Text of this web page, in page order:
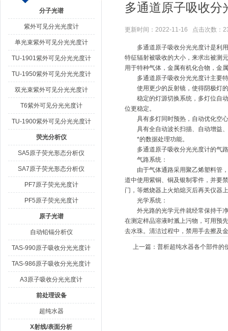
分子光谱
紫外可见分光光度计
单光束紫外可见分光光度计
TU-1901紫外可见分光光度计
TU-1950紫外可见分光光度计
双光束紫外可见分光光度计
T6紫外可见分光光度计
TU-1900紫外可见分光光度计
荧光分析仪
SA5原子荧光形态分析仪
SA7原子荧光形态分析仪
PF7原子荧光光度计
PF5原子荧光光度计
原子光谱
自动铅镉分析仪
TAS-990原子吸收分光光度计
TAS-986原子吸收分光光度计
A3原子吸收分光光度计
前处理设备
超纯水器
X射线/表面分析
多通道原子吸收分
更新时间：2022-11-16 点击次数：
多通道原子吸收分光光度计是利
特征辐射被吸收的大小，来求出被测
用于特种气体，金属有机化合物，金
多通道原子吸收分光光度计主要
使用更少的反射镜，使得阴极灯的
稳定的灯源切换系统，多灯位自动
位更稳定。
具有多灯同时预热，自动优化空心
具有全自动波长扫描、自动增益、
*的数据处理功能。
多通道原子吸收分光光度计的气路
气路系统：
由于气体通路采用聚乙烯塑料管，
道中使用紫铜、铜及银制零件，并要
门，等燃烧器上火焰熄灭后再关仪器
光学系统：
外光路的光学元件就经常保持干净
在测定样品溶液时溅上污物，可用预
去水珠。清洁过程中，禁用手去擦及
上一篇： 普析超纯水器各个部件的